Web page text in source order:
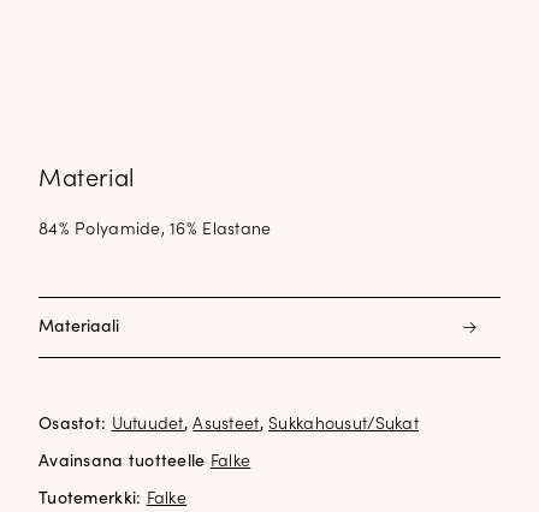
Material
84% Polyamide, 16% Elastane
Materiaali
Osastot: Uutuudet,Asusteet,Sukkahousut/Sukat
Avainsana tuotteelle Falke
Tuotemerkki: Falke